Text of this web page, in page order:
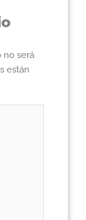
no será
están